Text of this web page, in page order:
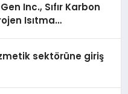
Inc., Sıfır Karbon
Isıtma
sektörüne giriş